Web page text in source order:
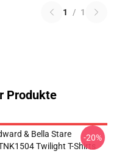
1 / 1
Produkte
& Bella Stare
Twilight T-Shirts
-20%